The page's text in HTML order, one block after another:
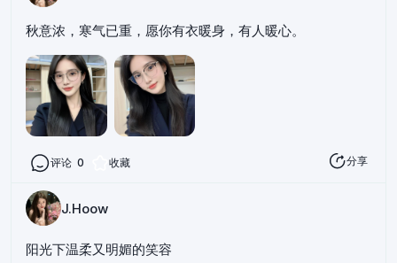
秋意浓，寒气已重，愿你有衣暖身，有人暖心。
评论 0 收藏 分享
J.Hoow
阳光下温柔又明媚的笑容